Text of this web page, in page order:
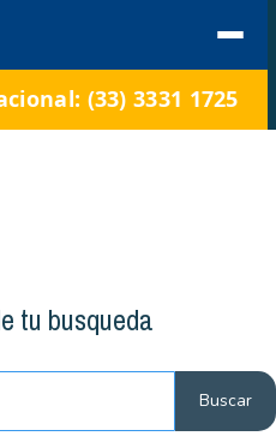
(33) 3331 1725
tu busqueda